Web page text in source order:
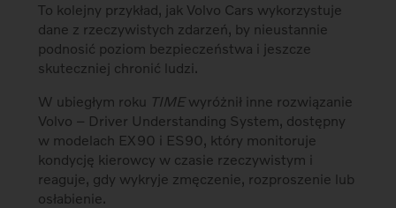
To kolejny przykład, jak Volvo Cars wykorzystuje
dane z rzeczywistych zdarzeń, by nieustannie
podnosić poziom bezpieczeństwa i jeszcze
skuteczniej chronić ludzi.
W ubiegłym roku TIMEwyróżnił inne rozwiązanie
Volvo – Driver Understanding System, dostępny
w modelach EX90 i ES90, który monitoruje
kondycję kierowcy w czasie rzeczywistym i
reaguje, gdy wykryje zmęczenie, rozproszenie lub
osłabienie.